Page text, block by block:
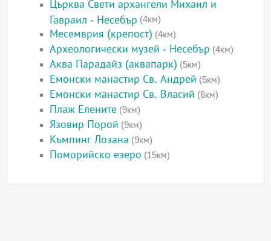
Църква Свети архангели Михаил и
Гавраил - Несебър (4км)
Месемврия (крепост) (4км)
Археологически музей - Несебър (4км)
Аква Парадайз (аквапарк) (5км)
Емонски манастир Св. Андрей (5км)
Емонски манастир Св. Власий (6км)
Плаж Елените (9км)
Язовир Порой (9км)
Къмпинг Лозана (9км)
Поморийско езеро (15км)